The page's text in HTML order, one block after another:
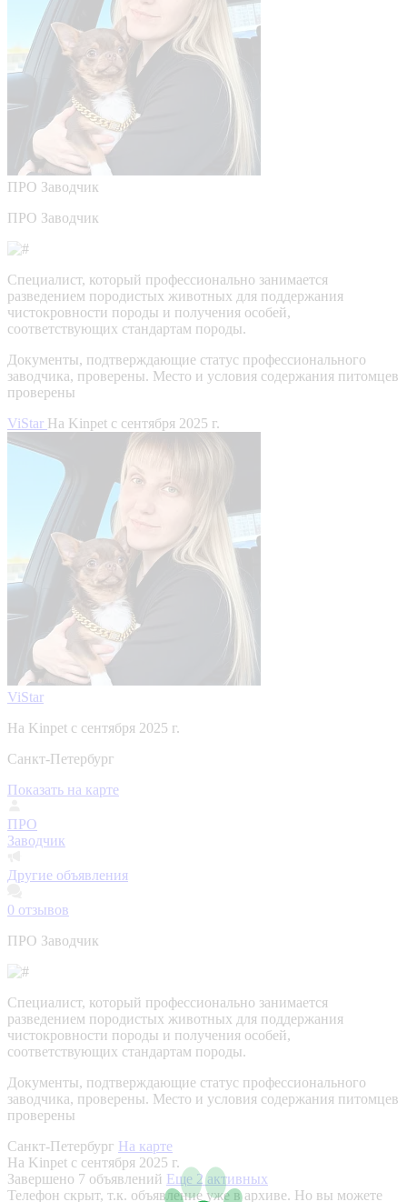
ПРО Заводчик
ПРО Заводчик
Специалист, который профессионально занимается
разведением породистых животных для поддержания
чистокровности породы и получения особей,
соответствующих стандартам породы.
Документы, подтверждающие статус профессионального
заводчика, проверены. Место и условия содержания питомцев
проверены
ViStar На Kinpet c сентября 2025 г.
ViStar
На Kinpet c сентября 2025 г.
Санкт-Петербург
Показать на карте
ПРО
Заводчик
Другие объявления
0 отзывов
ПРО Заводчик
Специалист, который профессионально занимается
разведением породистых животных для поддержания
чистокровности породы и получения особей,
соответствующих стандартам породы.
Документы, подтверждающие статус профессионального
заводчика, проверены. Место и условия содержания питомцев
проверены
Санкт-Петербург На карте
На Kinpet c сентября 2025 г.
Завершено 7 объявлений Еще 2 активных
Телефон скрыт, т.к. объявление уже в архиве. Но вы можете